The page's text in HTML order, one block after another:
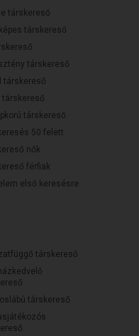
társkereső
társkereső
társkereső
társkereső
társkereső
társkereső
50 felett
nők
férfiak
első keresésre
társkereső
társkereső